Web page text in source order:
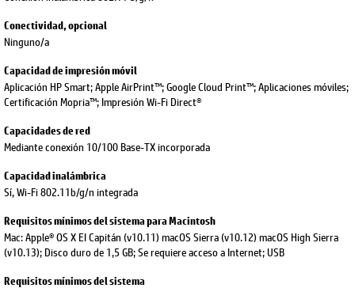
Conectividad, opcional
Ninguno/a
Capacidad de impresión móvil
Aplicación HP Smart; Apple AirPrint™; Google Cloud Print™; Aplicaciones móviles;
Certificación Mopria™; Impresión Wi-Fi Direct®
Capacidades de red
Mediante conexión 10/100 Base-TX incorporada
Capacidad inalámbrica
Sí, Wi-Fi 802.11b/g/n integrada
Requisitos mínimos del sistema para Macintosh
Mac: Apple® OS X EI Capitán (v10.11) macOS Sierra (v10.12) macOS High Sierra
(v10.13); Disco duro de 1,5 GB; Se requiere acceso a Internet; USB
Requisitos mínimos del sistema